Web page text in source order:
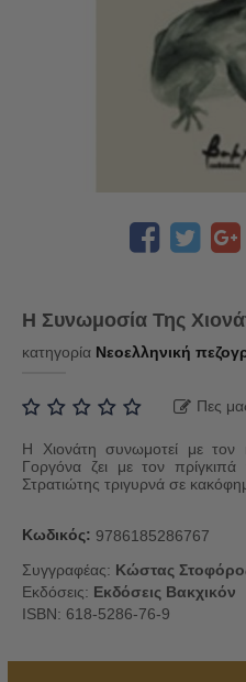
Η Συνωμοσία Της
κατηγορία Νεοελληνική
Πες
Η Χιονάτη συνωμοτεί με τον
Γοργόνα ζει με τον
Στρατιώτης τριγυρνά σε
Κωδικός: 9786185286767
Συγγραφέας: Κώστας
Εκδόσεις: Εκδόσεις Βακχικόν
ISBN: 618-5286-76-9